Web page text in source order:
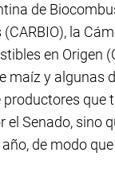
de
la
en Origen
maíz y algunas
que
Senado, sino
de modo